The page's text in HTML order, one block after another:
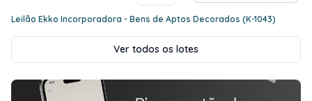
Leilão Ekko Incorporadora - Bens de Aptos Decorados (K-1043)
Ver todos os lotes